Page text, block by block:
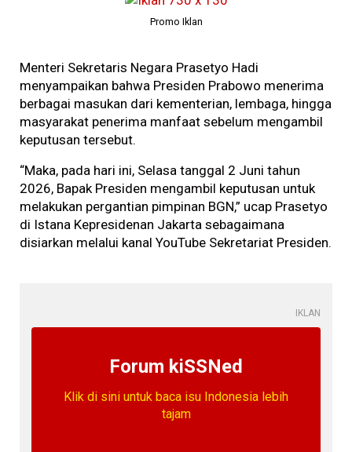
Promo Iklan
Menteri Sekretaris Negara Prasetyo Hadi
menyampaikan bahwa Presiden Prabowo menerima
berbagai masukan dari kementerian, lembaga, hingga
masyarakat penerima manfaat sebelum mengambil
keputusan tersebut.
“Maka, pada hari ini, Selasa tanggal 2 Juni tahun
2026, Bapak Presiden mengambil keputusan untuk
melakukan pergantian pimpinan BGN,” ucap Prasetyo
di Istana Kepresidenan Jakarta sebagaimana
disiarkan melalui kanal YouTube Sekretariat Presiden.
IKLAN
Forum kiSSNed
Klik di sini untuk baca isu Indonesia lebih
tajam